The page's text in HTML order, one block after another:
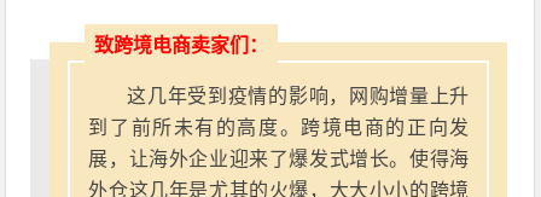
致跨境电商卖家们：
这几年受到疫情的影响，网购增量上升
到了前所未有的高度。跨境电商的正向发
展，让海外企业迎来了爆发式增长。使得海
外仓这几年是尤其的火爆，大大小小的跨境